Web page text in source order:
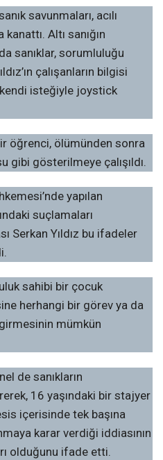
savunmaları, acılı
Altı sanığın
sanıklar, sorumluluğu
çalışanların bilgisi
kendi isteğiyle joystick
öğrenci, ölümünden sonra
gibi gösterilmeye çalışıldı.
yapılan
suçlamaları
Serkan Yıldız bu ifadeler
sahibi bir çocuk
herhangi bir görev ya da
mümkün
de sanıkların
16 yaşındaki bir stajyer
içerisinde tek başına
karar verdiği iddiasının
olduğunu ifade etti.